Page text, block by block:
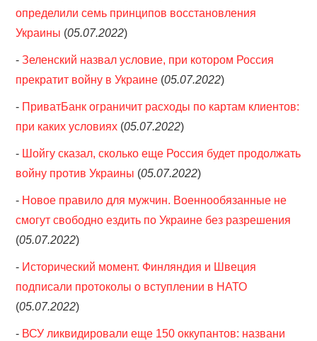
определили семь принципов восстановления
Украины (05.07.2022)
-Зеленский назвал условие, при котором Россия
прекратит войну в Украине (05.07.2022)
- ПриватБанк ограничит расходы по картам клиентов:
при каких условиях (05.07.2022)
- Шойгу сказал, сколько еще Россия будет продолжать
войну против Украины (05.07.2022)
- Новое правило для мужчин. Военнообязанные не
смогут свободно ездить по Украине без разрешения
(05.07.2022)
- Исторический момент. Финляндия и Швеция
подписали протоколы о вступлении в НАТО
(05.07.2022)
- ВСУ ликвидировали еще 150 оккупантов: названи